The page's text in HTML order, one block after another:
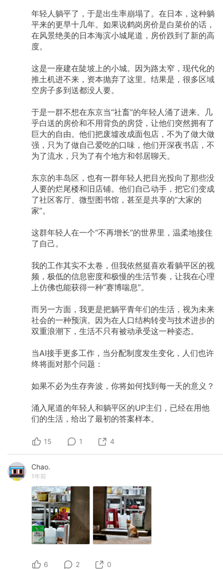
年轻人躺平了，于是出生率崩塌了。在日本，这种躺
平来的更早十几年。如果说鹤岗房价是白菜价的话，
在风景绝美的日本海滨小城尾道，房价跌到了新的高
度。
这是一座建在陡坡上的小城。因为路太窄，现代化的
推土机进不来，资本抛弃了这里。结果是，很多区域
空房子多到送都没人要。
于是一群不想在东京当“社畜”的年轻人涌了进来。几
乎白送的房价和不用背负的房贷，让他们突然拥有了
巨大的自由。他们把废墟改成面包店，不为了做大做
强，只为了做自己爱吃的口味，他们开深夜书店，不
为了流水，只为了有个地方和邻居聊天。
东京的丰岛区，也有一群年轻人把目光投向了那些没
人要的烂尾楼和旧店铺。他们自己动手，把它们变成
了社区客厅、微型图书馆，甚至是共享的“大家的
家”。
这群年轻人在一个“不再增长”的世界里，温柔地接住
了自己。
我的工作其实不太卷，但我依然挺喜欢看躺平区的视
频，极低的信息密度和极慢的生活节奏，让我在心理
上仿佛也能获得一种“赛博喘息”。
而另一方面，我更是把躺平青年们的生活，视为未来
社会的一种预演。因为在人口结构转变与技术进步的
双重浪潮下，生活不只有被动承受这一种姿态。
当AI接手更多工作，当分配制度发生变化，人们也许
终将面对那个问题：
如果不必为生存奔波，你将如何找到每一天的意义？
涌入尾道的年轻人和躺平区的UP主们，已经在用他
们的生活，给出了最初的答案样本。
15 1 4
Chao.
1年前
6 2 0